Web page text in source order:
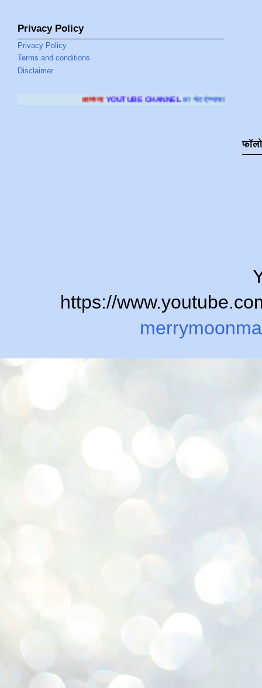
Privacy Policy
Privacy Policy
Terms and conditions
Disclaimer
YOUTUBE CHANNELला भेट देण्यासाठी क्लिक करा.
https://